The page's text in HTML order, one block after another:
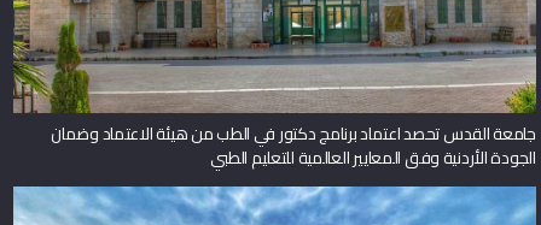
جامعة القدس تحصد اعتماد برنامج دكتور في الطب من هيئة الاعتماد وضمان
الجودة الأردنية وفق المعايير العالمية للتعليم الطبي